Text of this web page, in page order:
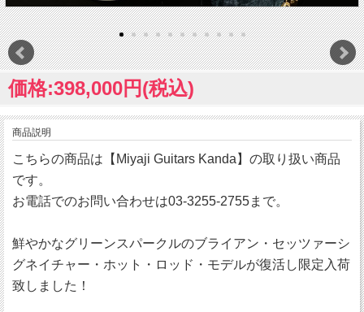
価格:398,000円(税込)
商品説明
こちらの商品は【Miyaji Guitars Kanda】の取り扱い商品
です。
お電話でのお問い合わせは03-3255-2755まで。
鮮やかなグリーンスパークルのブライアン・セッツァーシ
グネイチャー・ホット・ロッド・モデルが復活し限定入荷
致しました！